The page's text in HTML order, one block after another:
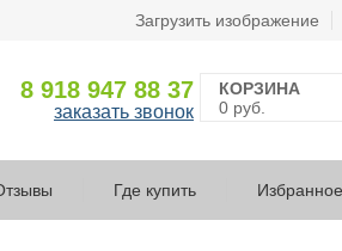
Загрузить изображение
8 918 947 88 37
заказать звонок
КОРЗИНА
0 руб.
Где купить Избранное